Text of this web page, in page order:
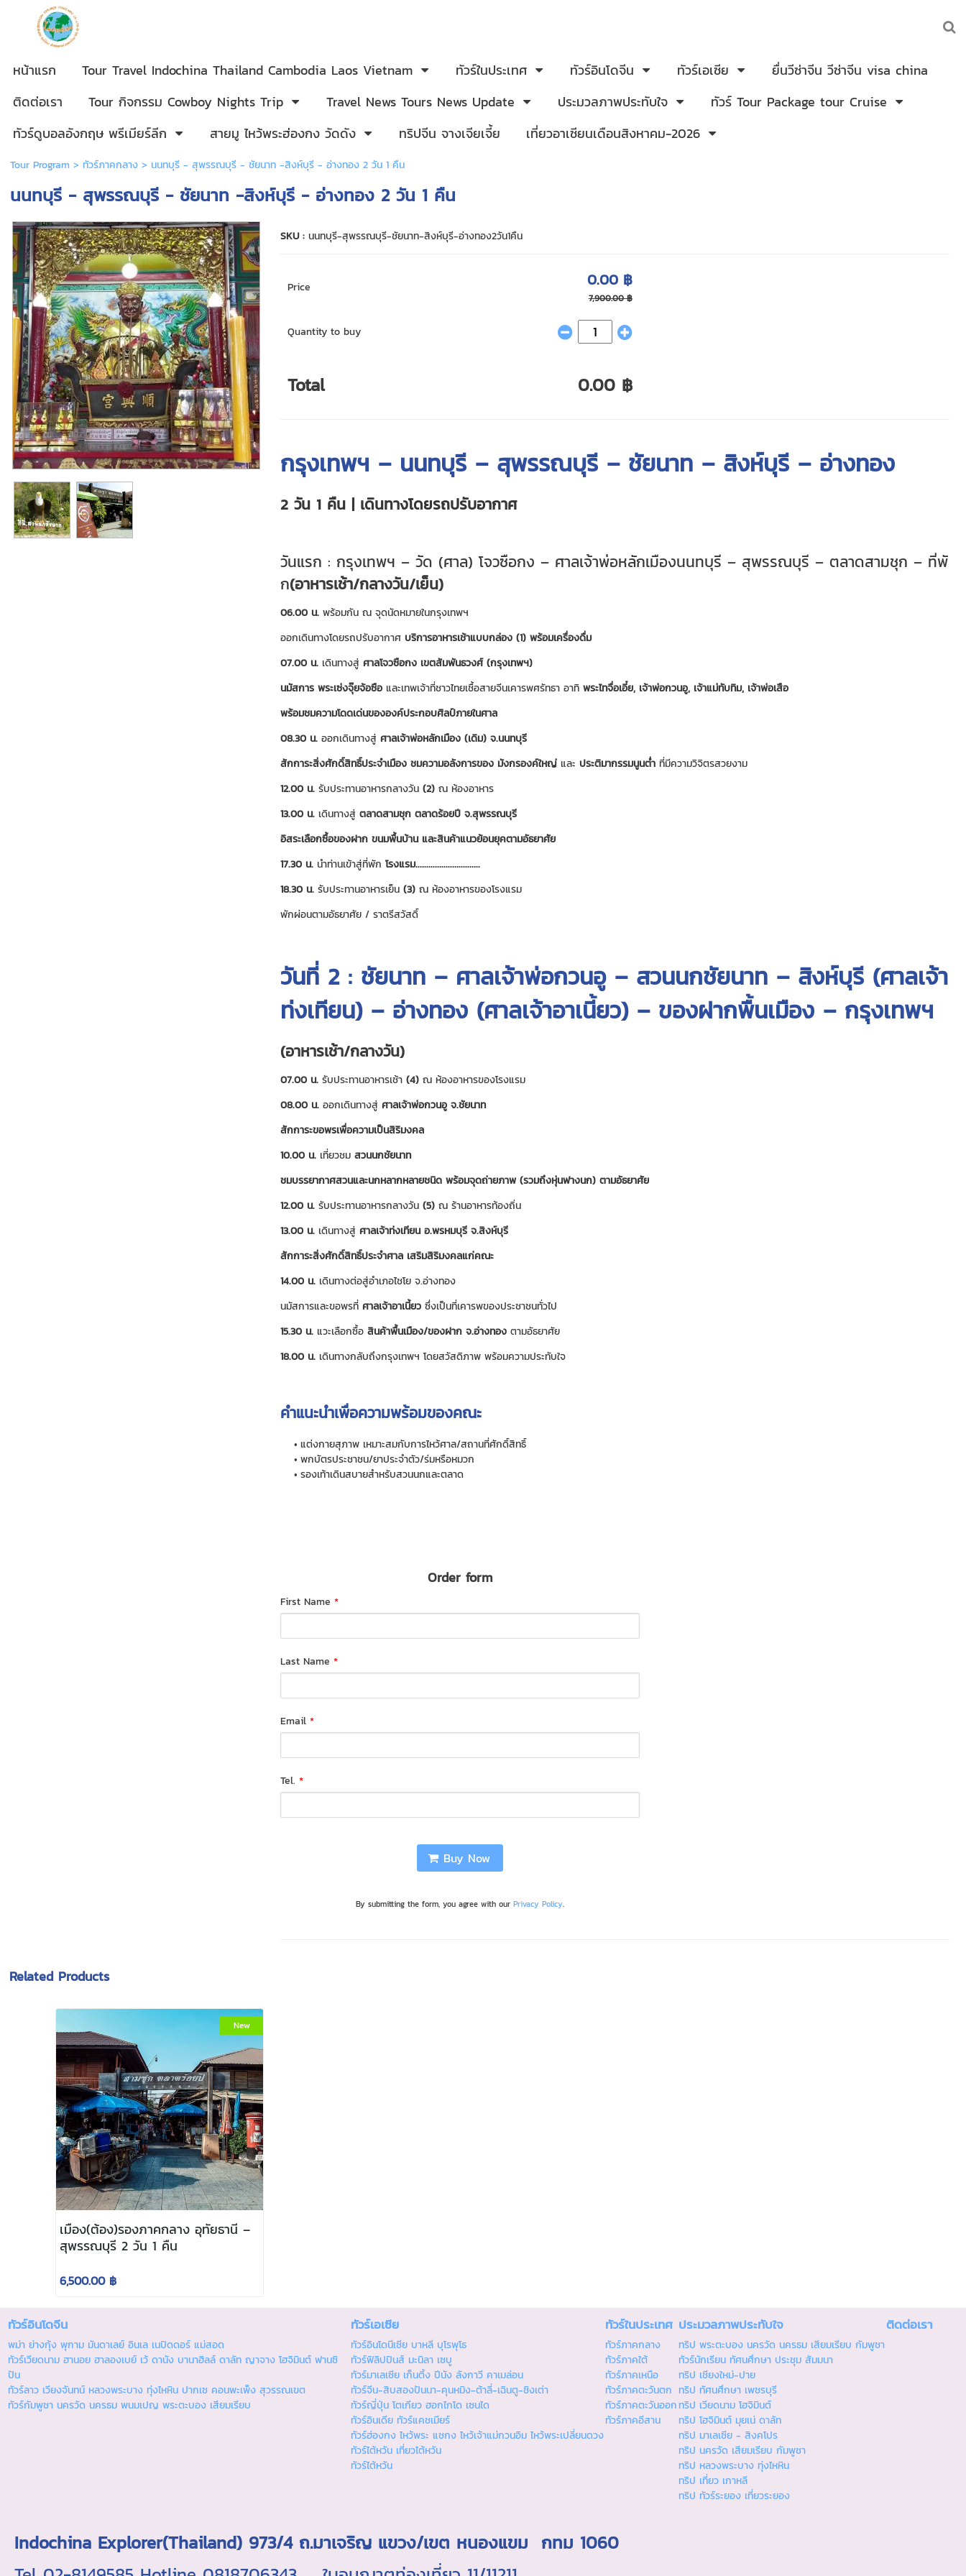
หน้าแรก Tour Travel Indochina Thailand Cambodia Laos Vietnam ทัวร์ในประเทศ ทัวร์อินโดจีน ทัวร์เอเซีย
ยื่นวีซ่าจีน วีซ่าจีน visa china
ติดต่อเรา
Tour กิจกรรม Cowboy Nights Trip Travel News Tours News Update ประมวลภาพประทับใจ
ทัวร์ Tour Package tour Cruise
ทัวร์ดูบอลอังกฤษ พรีเมียร์ลีก
สายมู ไหว้พระฮ่องกง วัดดัง ทริปจีน จางเจียเจี้ย เที่ยวอาเซียนเดือนสิงหาคม-2026
Tour Program> ทัวร์ภาคกลาง> นนทบุรี - สุพรรณบุรี - ชัยนาท -สิงห์บุรี - อ่างทอง 2 วัน 1 คืน
นนทบุรี - สุพรรณบุรี - ชัยนาท -สิงห์บุรี - อ่างทอง 2 วัน 1 คืน
SKU : นนทบุรี-สุพรรณบุรี-ชัยนาท-สิงห์บุรี-อ่างทอง2วัน1คืน
Price 0.00 ฿
7,900.00 ฿
Quantity to buy
Total 0.00 ฿
กรุงเทพฯ – นนทบุรี – สุพรรณบุรี – ชัยนาท – สิงห์บุรี – อ่างทอง
2 วัน 1 คืน | เดินทางโดยรถปรับอากาศ
วันแรก : กรุงเทพฯ – วัด (ศาล) โจวซือกง – ศาลเจ้าพ่อหลักเมืองนนทบุรี – สุพรรณบุรี – ตลาดสามชุก – ที่พั
ก(อาหารเช้า/กลางวัน/เย็น)
06.00 น.พร้อมกัน ณ จุดนัดหมายในกรุงเทพฯ
ออกเดินทางโดยรถปรับอากาศ บริการอาหารเช้าแบบกล่อง (1) พร้อมเครื่องดื่ม
07.00 น.เดินทางสู่ ศาลโจวซือกง เขตสัมพันธวงศ์ (กรุงเทพฯ)
นมัสการ พระเซ่งจุ๊ยจ้อซือและเทพเจ้าที่ชาวไทยเชื้อสายจีนเคารพศรัทธา อาทิ พระไทจื่อเอี๋ย, เจ้าพ่อกวนอู, เจ้าแม่ทับทิม, เจ้าพ่อเสือ
พร้อมชมความโดดเด่นขององค์ประกอบศิลป์ภายในศาล
08.30 น.ออกเดินทางสู่ ศาลเจ้าพ่อหลักเมือง (เดิม) จ.นนทบุรี
สักการะสิ่งศักดิ์สิทธิ์ประจำเมือง ชมความอลังการของ มังกรองค์ใหญ่และ ประติมากรรมนูนต่ำที่มีความวิจิตรสวยงาม
12.00 น.รับประทานอาหารกลางวัน (2)ณ ห้องอาหาร
13.00 น.เดินทางสู่ ตลาดสามชุก ตลาดร้อยปี จ.สุพรรณบุรี
อิสระเลือกซื้อของฝาก ขนมพื้นบ้าน และสินค้าแนวย้อนยุคตามอัธยาศัย
17.30 น.นำท่านเข้าสู่ที่พัก โรงแรม..............................
18.30 น.รับประทานอาหารเย็น (3)ณ ห้องอาหารของโรงแรม
พักผ่อนตามอัธยาศัย / ราตรีสวัสดิ์
วันที่ 2 : ชัยนาท – ศาลเจ้าพ่อกวนอู – สวนนกชัยนาท – สิงห์บุรี (ศาลเจ้า
ท่งเทียน) – อ่างทอง (ศาลเจ้าอาเนี้ยว) – ของฝากพื้นเมือง – กรุงเทพฯ
(อาหารเช้า/กลางวัน)
07.00 น.รับประทานอาหารเช้า (4)ณ ห้องอาหารของโรงแรม
08.00 น.ออกเดินทางสู่ ศาลเจ้าพ่อกวนอู จ.ชัยนาท
สักการะขอพรเพื่อความเป็นสิริมงคล
10.00 น.เที่ยวชม สวนนกชัยนาท
ชมบรรยากาศสวนและนกหลากหลายชนิด พร้อมจุดถ่ายภาพ (รวมถึงหุ่นฟางนก) ตามอัธยาศัย
12.00 น.รับประทานอาหารกลางวัน (5)ณ ร้านอาหารท้องถิ่น
13.00 น.เดินทางสู่ ศาลเจ้าท่งเทียน อ.พรหมบุรี จ.สิงห์บุรี
สักการะสิ่งศักดิ์สิทธิ์ประจำศาล เสริมสิริมงคลแก่คณะ
14.00 น.เดินทางต่อสู่อำเภอไชโย จ.อ่างทอง
นมัสการและขอพรที่ ศาลเจ้าอาเนี้ยวซึ่งเป็นที่เคารพของประชาชนทั่วไป
15.30 น.แวะเลือกซื้อ สินค้าพื้นเมือง/ของฝาก จ.อ่างทองตามอัธยาศัย
18.00 น.เดินทางกลับถึงกรุงเทพฯ โดยสวัสดิภาพ พร้อมความประทับใจ
คำแนะนำเพื่อความพร้อมของคณะ
แต่งกายสุภาพ เหมาะสมกับการไหว้ศาล/สถานที่ศักดิ์สิทธิ์
พกบัตรประชาชน/ยาประจำตัว/ร่มหรือหมวก
รองเท้าเดินสบายสำหรับสวนนกและตลาด
Order form
First Name *
Last Name *
Email *
Tel. *
Buy Now
By submitting the form, you agree with our Privacy Policy.
Related Products
New
เมือง(ต้อง)รองภาคกลาง อุทัยธานี –
สุพรรณบุรี 2 วัน 1 คืน
6,500.00 ฿
ทัวร์อินโดจีน
พม่า ย่างกุ้ง พุกาม มันดาเลย์ อินเล เนปิดดอร์ แม่สอด
ทัวร์เวียดนาม ฮานอย ฮาลองเบย์ เว้ ดานัง บานาฮิลล์ ดาลัท ญาจาง โฮจิมินต์ ฟานซิ
ปัน
ทัวร์ลาว เวียงจันทน์ หลวงพระบาง ทุ่งไหหิน ปากเซ คอนพะเพ็ง สุวรรณเขต
ทัวร์กัมพูชา นครวัด นครธม พนมเปญ พระตะบอง เสียมเรียบ
ทัวร์เอเซีย
ทัวร์อินโดนีเซีย บาหลี บุโรพุโธ
ทัวร์ฟิลิปปินส์ มะนิลา เซบู
ทัวร์มาเลเซีย เก็นติ้ง ปีนัง ลังกาวี คาเมล่อน
ทัวร์จีน-สิบสองปันนา-คุนหมิง-ต้าลี่-เฉินตู-ชิงเต่า
ทัวร์ญี่ปุ่น โตเกียว ฮอกไกโด เซนได
ทัวร์อินเดีย ทัวร์แคชเมียร์
ทัวร์ฮ่องกง ไหว้พระ แชกง ไหว้เจ้าแม่กวนอิม ไหว้พระเปลี่ยนดวง
ทัวร์ไต้หวัน เที่ยวไต้หวัน
ทัวร์ไต้หวัน
ทัวร์ในประเทศ
ทัวร์ภาคกลาง
ทัวร์ภาคใต้
ทัวร์ภาคเหนือ
ทัวร์ภาคตะวันตก
ทัวร์ภาคตะวันออก
ทัวร์ภาคอีสาน
ประมวลภาพประทับใจ
ทริป พระตะบอง นครวัด นครธม เสียมเรียบ กัมพูชา
ทัวร์นักเรียน ทัศนศึกษา ประชุม สัมมนา
ทริป เชียงใหม่-ปาย
ทริป ทัศนศึกษา เพชรบุรี
ทริป เวียดนาม โฮจิมินต์
ทริป โฮจิมินต์ มุยเน่ ดาลัท
ทริป มาเลเซีย - สิงคโปร
ทริป นครวัด เสียมเรียบ กัมพูชา
ทริป หลวงพระบาง ทุ่งไหหิน
ทริป เที่ยว เกาหลี
ทริป ทัวร์ระยอง เที่ยวระยอง
ติดต่อเรา
Indochina Explorer(Thailand) 973/4 ถ.มาเจริญ แขวง/เขต หนองแขม กทม 1060